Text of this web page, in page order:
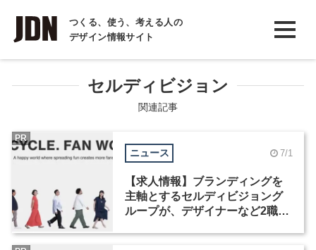
つくる、使う、考える人の
デザイン情報サイト
INTERVIEW
インタビュー
REPORT
コラム
セルディビジョン
関連記事
ニュース 7/1
【求人情報】ブランディングを
主軸とするセルディビジョング
ループが、デザイナーなど2職種
PR